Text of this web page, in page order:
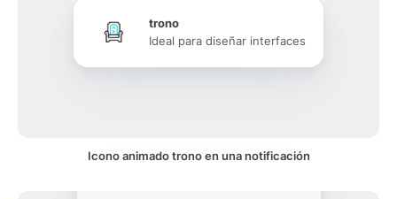
trono
Ideal para diseñar interfaces
Icono animado trono en una notificación